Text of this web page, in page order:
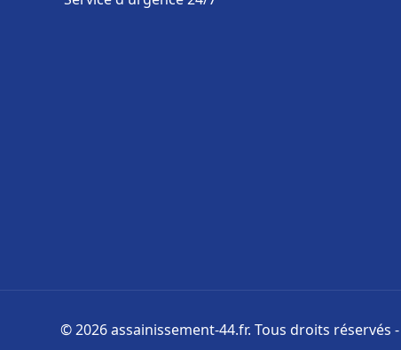
© 2026 assainissement-44.fr. Tous droits réservés